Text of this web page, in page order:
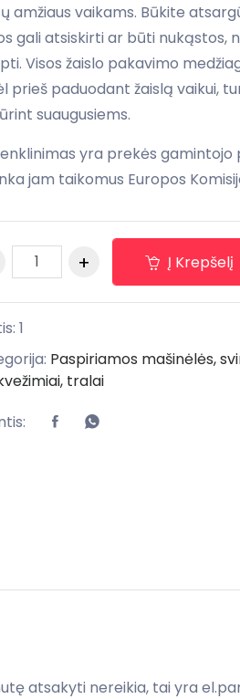
amžiaus vaikams. Būkite
gali atsiskirti ar būti nukąstos,
Visos žaislo pakavimo
prieš paduodant žaislą vaikui,
suaugusiems.
yra prekės
jam taikomus Europos
Į Krepšelį
1
Paspiriamos mašinėlės,
tralai
atsakyti nereikia, tai yra